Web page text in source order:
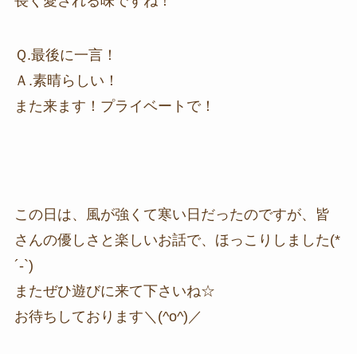
Ｑ.最後に一言！
Ａ.素晴らしい！
また来ます！プライベートで！
この日は、風が強くて寒い日だったのですが、皆
さんの優しさと楽しいお話で、ほっこりしました(*
´-`)
またぜひ遊びに来て下さいね☆
お待ちしております＼(^o^)／